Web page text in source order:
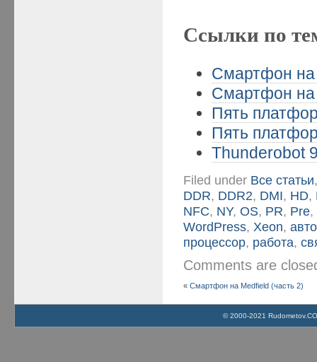
Ссылки по
Смартфон на
Смартфон на
Пять
Пять
Thunderobot
Filed under Все статьи
DDR, DDR2, DMI, HD,
NFC, NY,OS, PR, Pre,
WordPress, Xeon,авто
процессор, работа,
Comments are
«Смартфон на Medfield (часть 2)
© 2000-2021